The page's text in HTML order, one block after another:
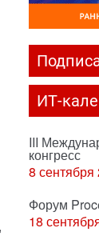
ИТ-
III
конгресс
8 сентября
Форум
18